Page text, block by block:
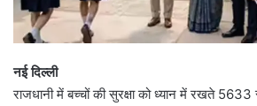
नई दिल्ली
राजधानी में बच्चों की सुरक्षा को ध्यान में रखते 5633